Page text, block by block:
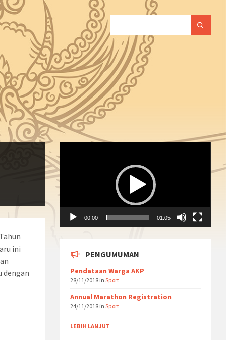
ini
dengan
Player
00:00 01:05
PENGUMUMAN
Pendataan Warga AKP
28/11/2018 inSport
Annual Marathon Registration
24/11/2018 inSport
LEBIH LANJUT